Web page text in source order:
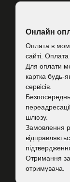
Онлайн
Оплата в
сайті. Оплата
Для оплати
картка будь-
сервісів.
шлюзу.
Замовлення
Отримання
отримувача.